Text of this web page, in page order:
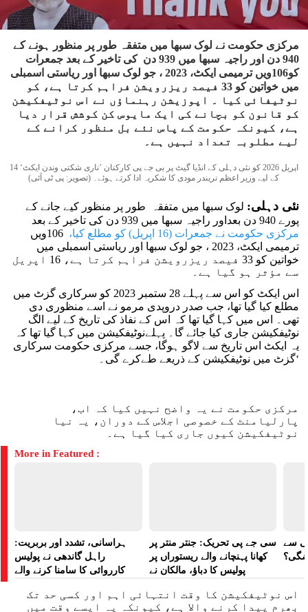
مرکزی حکومت نے لوک سبھا میں متفقہ طور پر منظور ہونے کے
940 دن اور راجیہ سبھا میں 939 دن کی تاخیر کے بعد جمعرات
کو106ویں ترمیمی ایکٹ، 2023 ، جو لوک سبھا اور ریاستی اسمبلی
میں خواتین کو 33 فیصد ریزرویشن فراہم کرتا ہے، کو
نوٹیفائی کیا ۔ اپوزیشن رہنماؤں نے اس نوٹیفکیشن
کو قانون کو بچانے کی ایک مایوس کن کوشش قرار دیا
ہے، کیونکہ حکومت کے پاس نئے بل منظور کرانے کے
لیے مطلوبہ تعداد نہیں ہے۔
14 اپریل 2026 کو نئی دہلی کے انڈیا گیٹ پر بی جے پی کارکنان ’ناری شکتی وندن ایکٹ‘
کے لیے وزیر اعظم نریندر مودی کا شکریہ ادا کرتے ہوئے۔ (تصویر: پی ٹی آئی)
نئی دہلی: لوک سبھا میں متفقہ طور پر منظور کیے جانے کے
پورے 940 دن بعداور راجیہ سبھا میں 939 دن کی تاخیر کے بعد
مرکزی حکومت نے جمعرات (16 اپریل) کو مطلع کیا،
106ویں
ترمیمی ایکٹ، 2023 ، جو لوک سبھا اور ریاستی اسمبلی میں
خواتین کو 33 فیصد ریزرویشن فراہم کرتا ہے، 16 اپریل
سے مؤثر ہو گیا ہے۔
اس ایکٹ کو اس سے پہلے 28 ستمبر 2023 کو سرکاری گزٹ میں
مطلع کیا گیا تھا، جب صدر دروپدی مرمو نے اسے منظوری دی
تھی۔ اس میں کہا گیا تھا کہ اس کے نفاذ کی تاریخ کے لیے الگ
نوٹیفکیشن جاری کیا جائے گا۔ پہلےنوٹیفکیشن میں کہا گیا تھا کہ
یہ ایکٹ اس تاریخ سے لاگو ہوگا، جسے مرکزی حکومت سرکاری
گزٹ میں نوٹیفکیشن کے ذریعے طےکرے گی۔‘
مرکزی حکومت نے یہ واضح نہیں کیا کہ اب،
پارلیامنٹ کے خصوصی اجلاس کے دوران، یہ نیا
نوٹیفکیشن کیوں جاری کیا گیا ہے۔
More in Featured :
ہراسانی، تشدد اور بربریت:
راہل گاندھی نے پولیس
کارروائی کا سامنا کرنے والے
سی جے پی تحریک: جنتر منتر پر
کھانا پہنچانے والے ریستوراں پر
پولیس کا دباؤ، مالکان نے
سے
اس نوٹیفکیشن کا وقت انتہائی اہم اور کسی حد تک
بھرم پیدا کرنے والا ہے، کیونکہ یہ ایسے وقت میں